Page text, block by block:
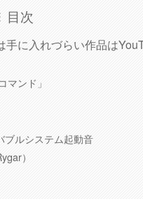
目次
に入れづらい作品は
ンド」
ブルシステム起動音
）